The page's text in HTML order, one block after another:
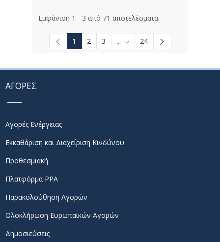
Εμφάνιση 1 - 3 από 71 αποτελέσματα.
1 2 3 ... Ενδιάμεσες σελίδες Use
24
ΑΓΟΡΕΣ
Αγορές Ενέργειας
Εκκαθάριση και Διαχείριση Κινδύνου
Προθεσμιακή
Πλατφόρμα PPA
Παρακολούθηση Αγορών
Ολοκλήρωση Ευρωπαϊκών Αγορών
Δημοσιεύσεις